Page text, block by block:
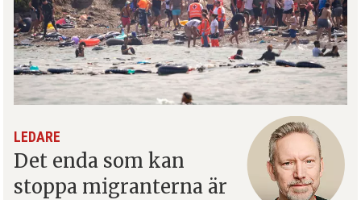
LEDARE
Det enda som kan
stoppa migranterna är